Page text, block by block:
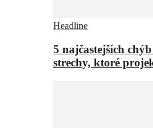
Headline
5 najčastejších
strechy, ktoré